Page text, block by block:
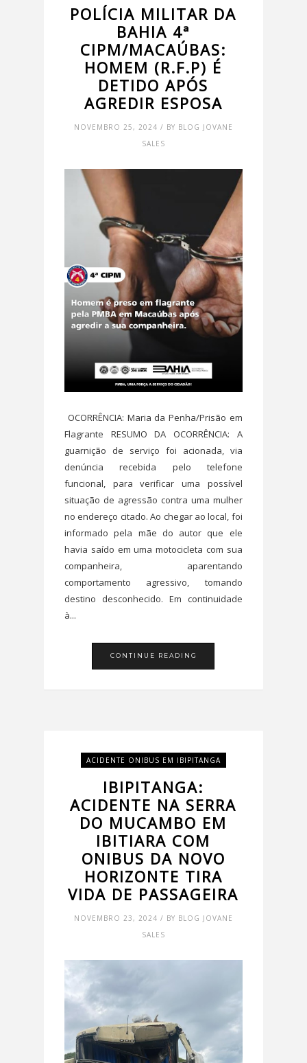
POLÍCIA MILITAR DA
BAHIA 4ª
CIPM/MACAÚBAS:
HOMEM (R.F.P) É
DETIDO APÓS
AGREDIR ESPOSA
NOVEMBRO 25, 2024 / BY BLOG JOVANE
SALES
OCORRÊNCIA: Maria da Penha/Prisão em
Flagrante RESUMO DA OCORRÊNCIA: A
guarnição de serviço foi acionada, via
denúncia recebida pelo telefone
funcional, para verificar uma possível
situação de agressão contra uma mulher
no endereço citado. Ao chegar ao local, foi
informado pela mãe do autor que ele
havia saído em uma motocicleta com sua
companheira, aparentando
comportamento agressivo, tomando
destino desconhecido. Em continuidade
à...
CONTINUE READING
ACIDENTE ONIBUS EM IBIPITANGA
IBIPITANGA:
ACIDENTE NA SERRA
DO MUCAMBO EM
IBITIARA COM
ONIBUS DA NOVO
HORIZONTE TIRA
VIDA DE PASSAGEIRA
NOVEMBRO 23, 2024 / BY BLOG JOVANE
SALES